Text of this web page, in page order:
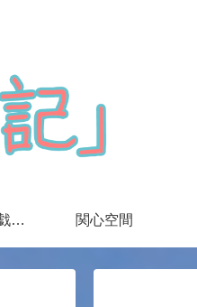
本館「五十オヤジの戯言日記」 関心空間